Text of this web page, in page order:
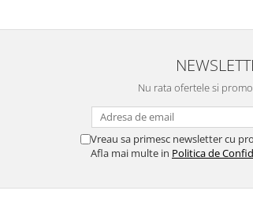
Nu rata ofertele si
Vreau sa primesc newsletter cu
Afla mai multe in Politica de